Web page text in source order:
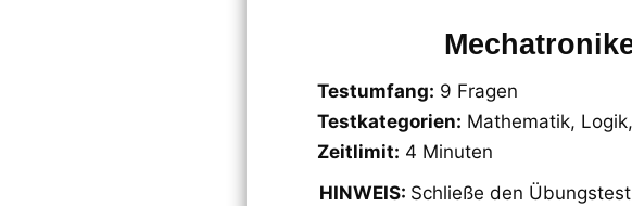
Testumfang: 9 Fragen
Testkategorien: Mathematik,
Zeitlimit: 4 Minuten
HINWEIS: Schließe den